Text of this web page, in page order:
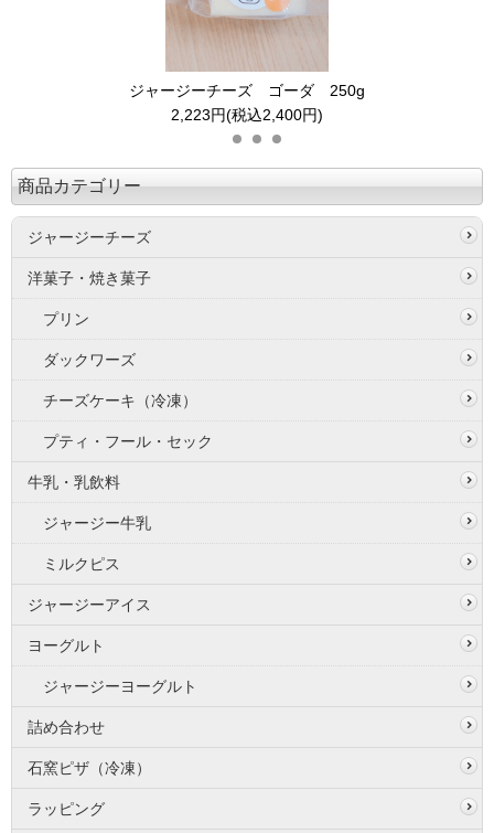
ジャージーチーズ ゴーダ 250g
2,223円(税込2,400円)
商品カテゴリー
ジャージーチーズ
洋菓子・焼き菓子
プリン
ダックワーズ
チーズケーキ（冷凍）
プティ・フール・セック
牛乳・乳飲料
ジャージー牛乳
ミルクピス
ジャージーアイス
ヨーグルト
ジャージーヨーグルト
詰め合わせ
石窯ピザ（冷凍）
ラッピング